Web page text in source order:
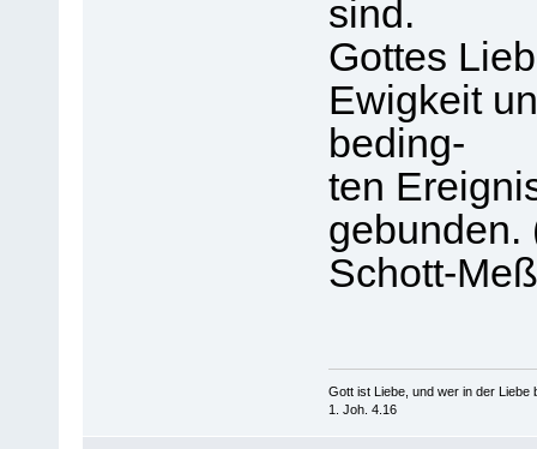
sind.
Gottes
Ewigkeit
beding-
ten
gebunden.
Schott-
Gott ist Liebe, und wer in der Liebe
1. Joh. 4.16